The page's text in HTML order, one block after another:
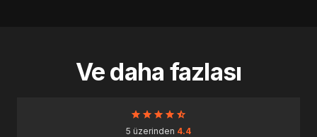
Ve daha fazlası
5 üzerinden 4.4